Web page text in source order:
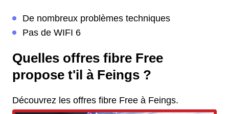
De nombreux problèmes techniques
Pas de WIFI 6
Quelles offres fibre Free
propose t'il à Feings ?
Découvrez les offres fibre Free à Feings.